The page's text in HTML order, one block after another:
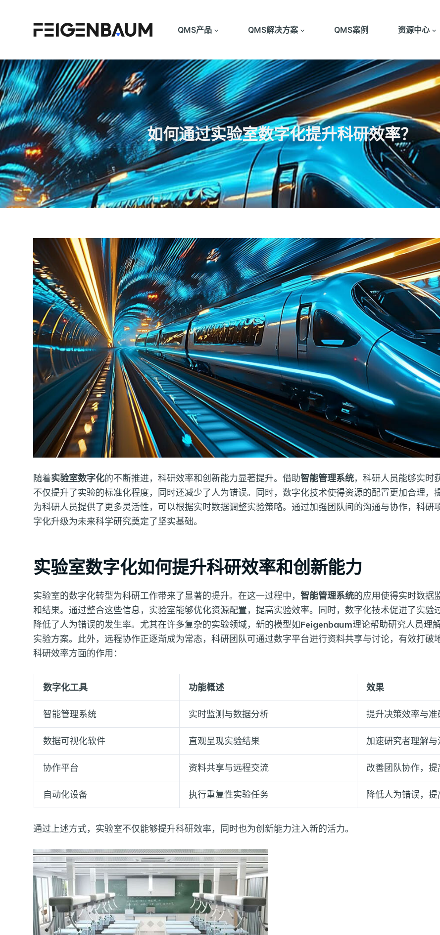
QMS产品 QMS解决方案 QMS案例 资源中心
如何通过实验室数字化提升科研效率？
随着实验室数字化的不断推进，科研效率和创新能力显著提升。借助智能管理系统，科研人员能够实时
不仅提升了实验的标准化程度，同时还减少了人为错误。同时，数字化技术使得资源的配置更加合理
为科研人员提供了更多灵活性，可以根据实时数据调整实验策略。通过加强团队间的沟通与协作，科
字化升级为未来科学研究奠定了坚实基础。
实验室数字化如何提升科研效率和创新能力
实验室的数字化转型为科研工作带来了显著的提升。在这一过程中，智能管理系统的应用使得实时数据
和结果。通过整合这些信息，实验室能够优化资源配置，提高实验效率。同时，数字化技术促进了实
降低了人为错误的发生率。尤其在许多复杂的实验领域，新的模型如Feigenbaum理论帮助研究人员理
实验方案。此外，远程协作正逐渐成为常态，科研团队可通过数字平台进行资料共享与讨论，有效打
科研效率方面的作用：
数字化工具 功能概述 效果
智能管理系统 实时监测与数据分析 提升决策效率与准
数据可视化软件 直观呈现实验结果 加速研究者理解与
协作平台 资料共享与远程交流 改善团队协作，
自动化设备 执行重复性实验任务 降低人为错误，
通过上述方式，实验室不仅能够提升科研效率，同时也为创新能力注入新的活力。